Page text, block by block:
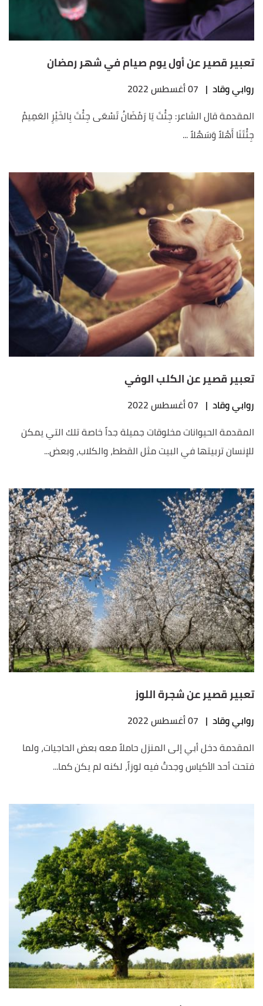
تعبير قصير عن أول يوم صيام في شهر رمضان
روابي وقاد | 07 أغسطس 2022
المقدمة قال الشاعر: جِئْتَ يَا رَمْضَانُ تَسْعَى جِئْتَ بِالخَيْرِ العَمِيمْ
جِئْتَنَا أَهْلاً وَسَهْلاً ...
تعبير قصير عن الكلب الوفي
روابي وقاد | 07 أغسطس 2022
المقدمة الحيوانات مخلوقات جميلة جداً خاصة تلك التي يمكن
للإنسان تربيتها في البيت مثل القطط، والكلاب، وبعض...
تعبير قصير عن شجرة اللوز
روابي وقاد | 07 أغسطس 2022
المقدمة دخل أبي إلى المنزل حاملاً معه بعض الحاجيات، ولما
فتحت أحد الأكياس وجدتُ فيه لوزاً، لكنه لم يكن كما...